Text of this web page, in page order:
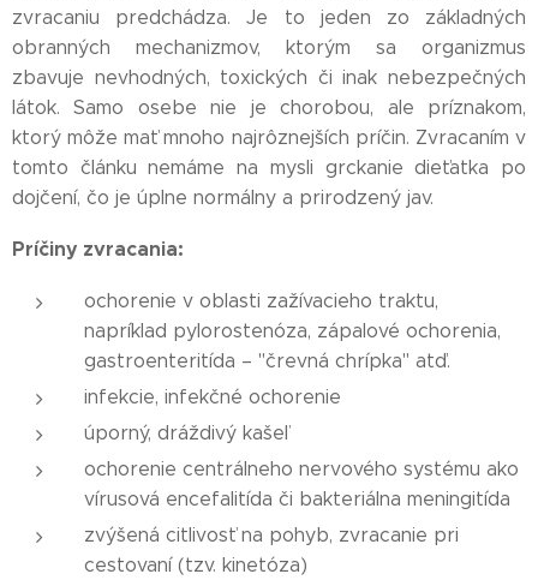
zvracaniu predchádza. Je to jeden zo základných
obranných mechanizmov, ktorým sa organizmus
zbavuje nevhodných, toxických či inak nebezpečných
látok. Samo osebe nie je chorobou, ale príznakom,
ktorý môže mať mnoho najrôznejších príčin. Zvracaním v
tomto článku nemáme na mysli grckanie dieťatka po
dojčení, čo je úplne normálny a prirodzený jav.
Príčiny zvracania:
ochorenie v oblasti zažívacieho traktu,
napríklad pylorostenóza, zápalové ochorenia,
gastroenteritída – "črevná chrípka" atď.
infekcie, infekčné ochorenie
úporný, dráždivý kašeľ
ochorenie centrálneho nervového systému ako
vírusová encefalitída či bakteriálna meningitída
zvýšená citlivosť na pohyb, zvracanie pri
cestovaní (tzv. kinetóza)